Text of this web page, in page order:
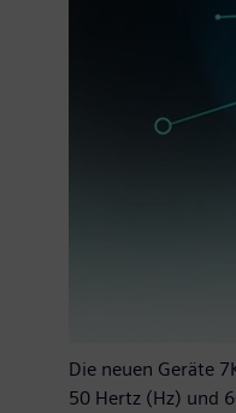
Die neuen Geräte
50 Hertz (Hz) und